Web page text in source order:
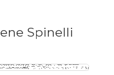
Spinelli